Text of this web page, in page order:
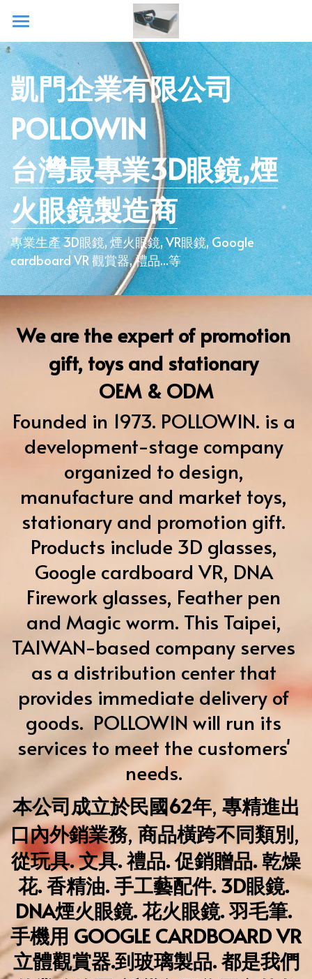
Home
關於3D眼鏡
Production
Cooperation results
Contact
FB 粉絲頁
露天賣場
蝦皮賣場
凱門企業有限公司
POLLOWIN
台灣最專業3D眼鏡,煙
火眼鏡製造商
專業生產 3D眼鏡, 煙火眼鏡, VR眼鏡, Google
cardboard VR 觀賞器, 禮品...等
We are the expert of promotion
gift, toys and stationary
OEM & ODM
Founded in 1973. POLLOWIN. is a
development-stage company
organized to design,
manufacture and market toys,
stationary and promotion gift.
Products include 3D glasses,
Google cardboard VR, DNA
Firework glasses, Feather pen
and Magic worm. This Taipei,
TAIWAN-based company serves
as a distribution center that
provides immediate delivery of
goods.  POLLOWIN will run its
services to meet the customers'
needs.
本公司成立於民國62年, 專精進出
口內外銷業務, 商品橫跨不同類別,
從玩具. 文具. 禮品. 促銷贈品. 乾燥
花. 香精油. 手工藝配件. 3D眼鏡.
DNA煙火眼鏡. 花火眼鏡. 羽毛筆.
手機用 GOOGLE CARDBOARD VR
立體觀賞器.到玻璃製品. 都是我們